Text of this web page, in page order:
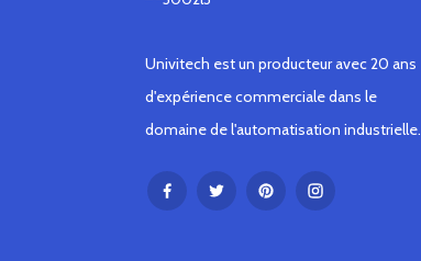
Univitech est un producteur avec 20 ans
d'expérience commerciale dans le
domaine de l'automatisation industrielle.